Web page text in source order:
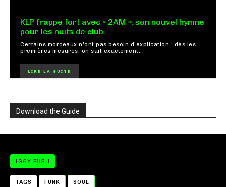
KLP frappe fort avec « 2AM », son nouvel hymne
pour les nuits de club
Certains morceaux n'ont pas besoin d'explication : dès les
premières mesures, on sait exactement...
LIRE LA SUITE
Download the Guide
IGGY PUSH
TAGS FUNK SOUL